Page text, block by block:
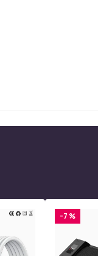
-7 %